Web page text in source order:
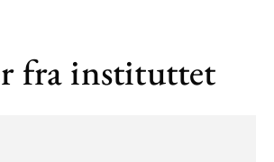
fra instituttet